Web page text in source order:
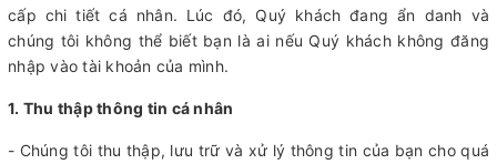
cấp chi tiết cá nhân. Lúc đó, Quý khách đang ẩn danh và
chúng tôi không thể biết bạn là ai nếu Quý khách không đăng
nhập vào tài khoản của mình.
1. Thu thập thông tin cá nhân
- Chúng tôi thu thập, lưu trữ và xử lý thông tin của bạn cho quá